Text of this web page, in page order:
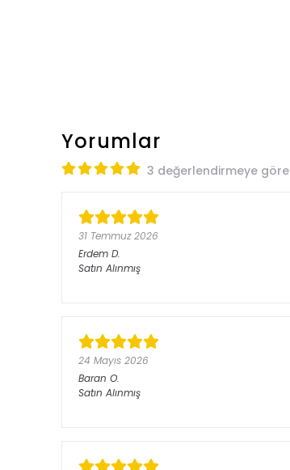
Yorumlar
3 değerlendirmeye göre
31 Temmuz 2026
Erdem D.
Satın Alınmış
24 Mayıs 2026
Baran O.
Satın Alınmış